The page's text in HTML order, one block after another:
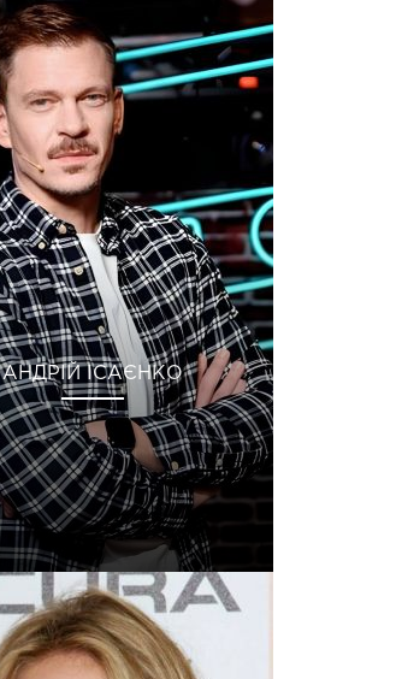
АНДРІЙ ІСАЄНКО